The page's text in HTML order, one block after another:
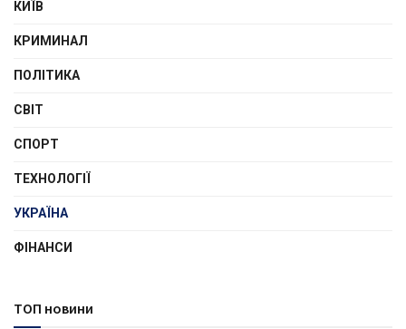
КИЇВ
КРИМИНАЛ
ПОЛІТИКА
СВІТ
СПОРТ
ТЕХНОЛОГІЇ
УКРАЇНА
ФІНАНСИ
ТОП новини